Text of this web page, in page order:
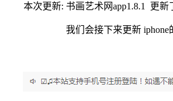
本次更新: 书画艺术网app1.8.1 更新
我们会接下来更新 iphone的